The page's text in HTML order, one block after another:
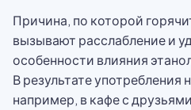
Причина, по которой
вызывают расслабление и
особенности влияния
В результате
например, в кафе с